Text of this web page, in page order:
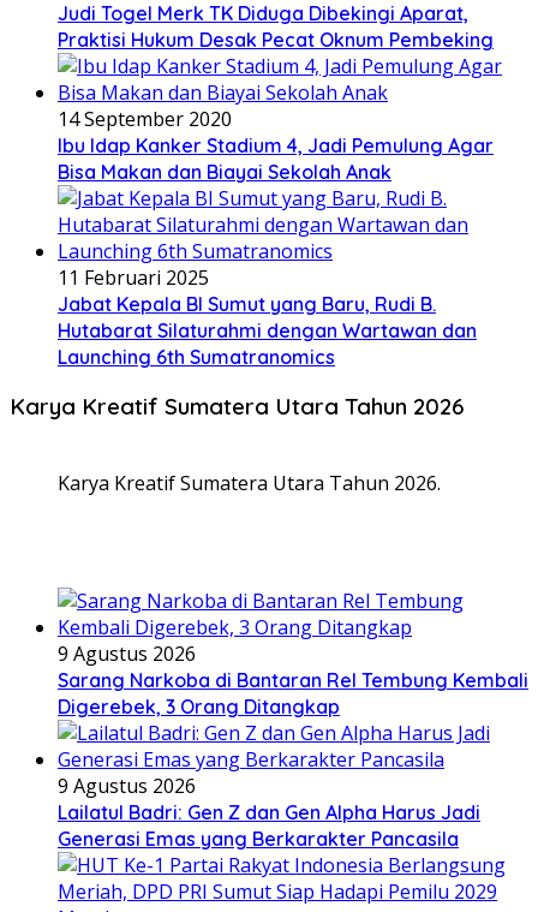
Judi Togel Merk TK Diduga Dibekingi Aparat,
Praktisi Hukum Desak Pecat Oknum Pembeking
14 September 2020
Ibu Idap Kanker Stadium 4, Jadi Pemulung Agar
Bisa Makan dan Biayai Sekolah Anak
11 Februari 2025
Jabat Kepala BI Sumut yang Baru, Rudi B.
Hutabarat Silaturahmi dengan Wartawan dan
Launching 6th Sumatranomics
Karya Kreatif Sumatera Utara Tahun 2026
Karya Kreatif Sumatera Utara Tahun 2026.
9 Agustus 2026
Sarang Narkoba di Bantaran Rel Tembung Kembali
Digerebek, 3 Orang Ditangkap
9 Agustus 2026
Lailatul Badri: Gen Z dan Gen Alpha Harus Jadi
Generasi Emas yang Berkarakter Pancasila